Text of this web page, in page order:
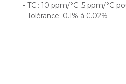
- TC : 10 ppm/°C ,5 ppm/°C
- Tolérance: 0.1% à 0.02%